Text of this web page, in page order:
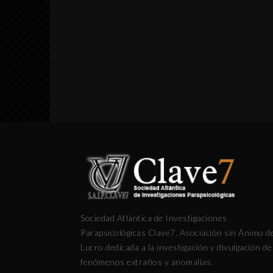
Sociedad Atlántica de Investigaciones
Parapsicológicas Clave7. Asociación sin Ánimo
Lucro dedicada a la investigación y divulgación de
fenómenos extraños y anomalías.